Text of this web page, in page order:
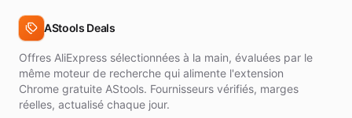
3.5
plus
Afficher
toutes
les
AStools Deals
Offres AliExpress sélectionnées à la main, évaluées par le
même moteur de recherche qui alimente l'extension
Chrome gratuite AStools. Fournisseurs vérifiés, marges
réelles, actualisé chaque jour.